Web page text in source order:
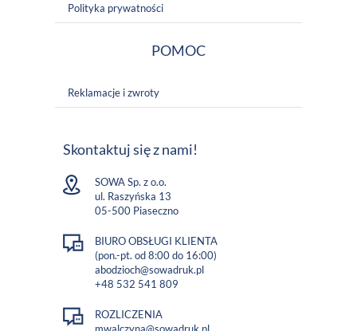
Polityka prywatności
POMOC
Reklamacje i zwroty
Skontaktuj się z nami!
SOWA Sp. z o.o.
ul. Raszyńska 13
05-500 Piaseczno
BIURO OBSŁUGI KLIENTA
(pon.-pt. od 8:00 do 16:00)
abodzioch@sowadruk.pl
+48 532 541 809
ROZLICZENIA